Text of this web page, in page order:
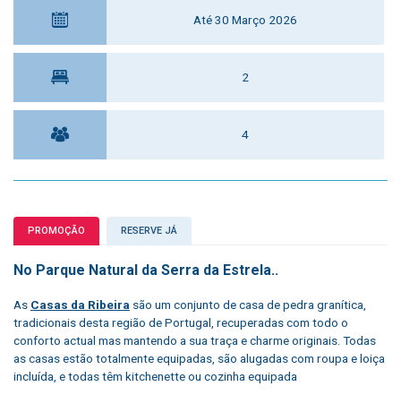
Até 30 Março 2026
2
4
PROMOÇÃO RESERVE JÁ
No Parque Natural da Serra da Estrela..
As Casas da Ribeira são um conjunto de casa de pedra granítica,
tradicionais desta região de Portugal, recuperadas com todo o
conforto actual mas mantendo a sua traça e charme originais. Todas
as casas estão totalmente equipadas, são alugadas com roupa e loiça
incluída, e todas têm kitchenette ou cozinha equipada